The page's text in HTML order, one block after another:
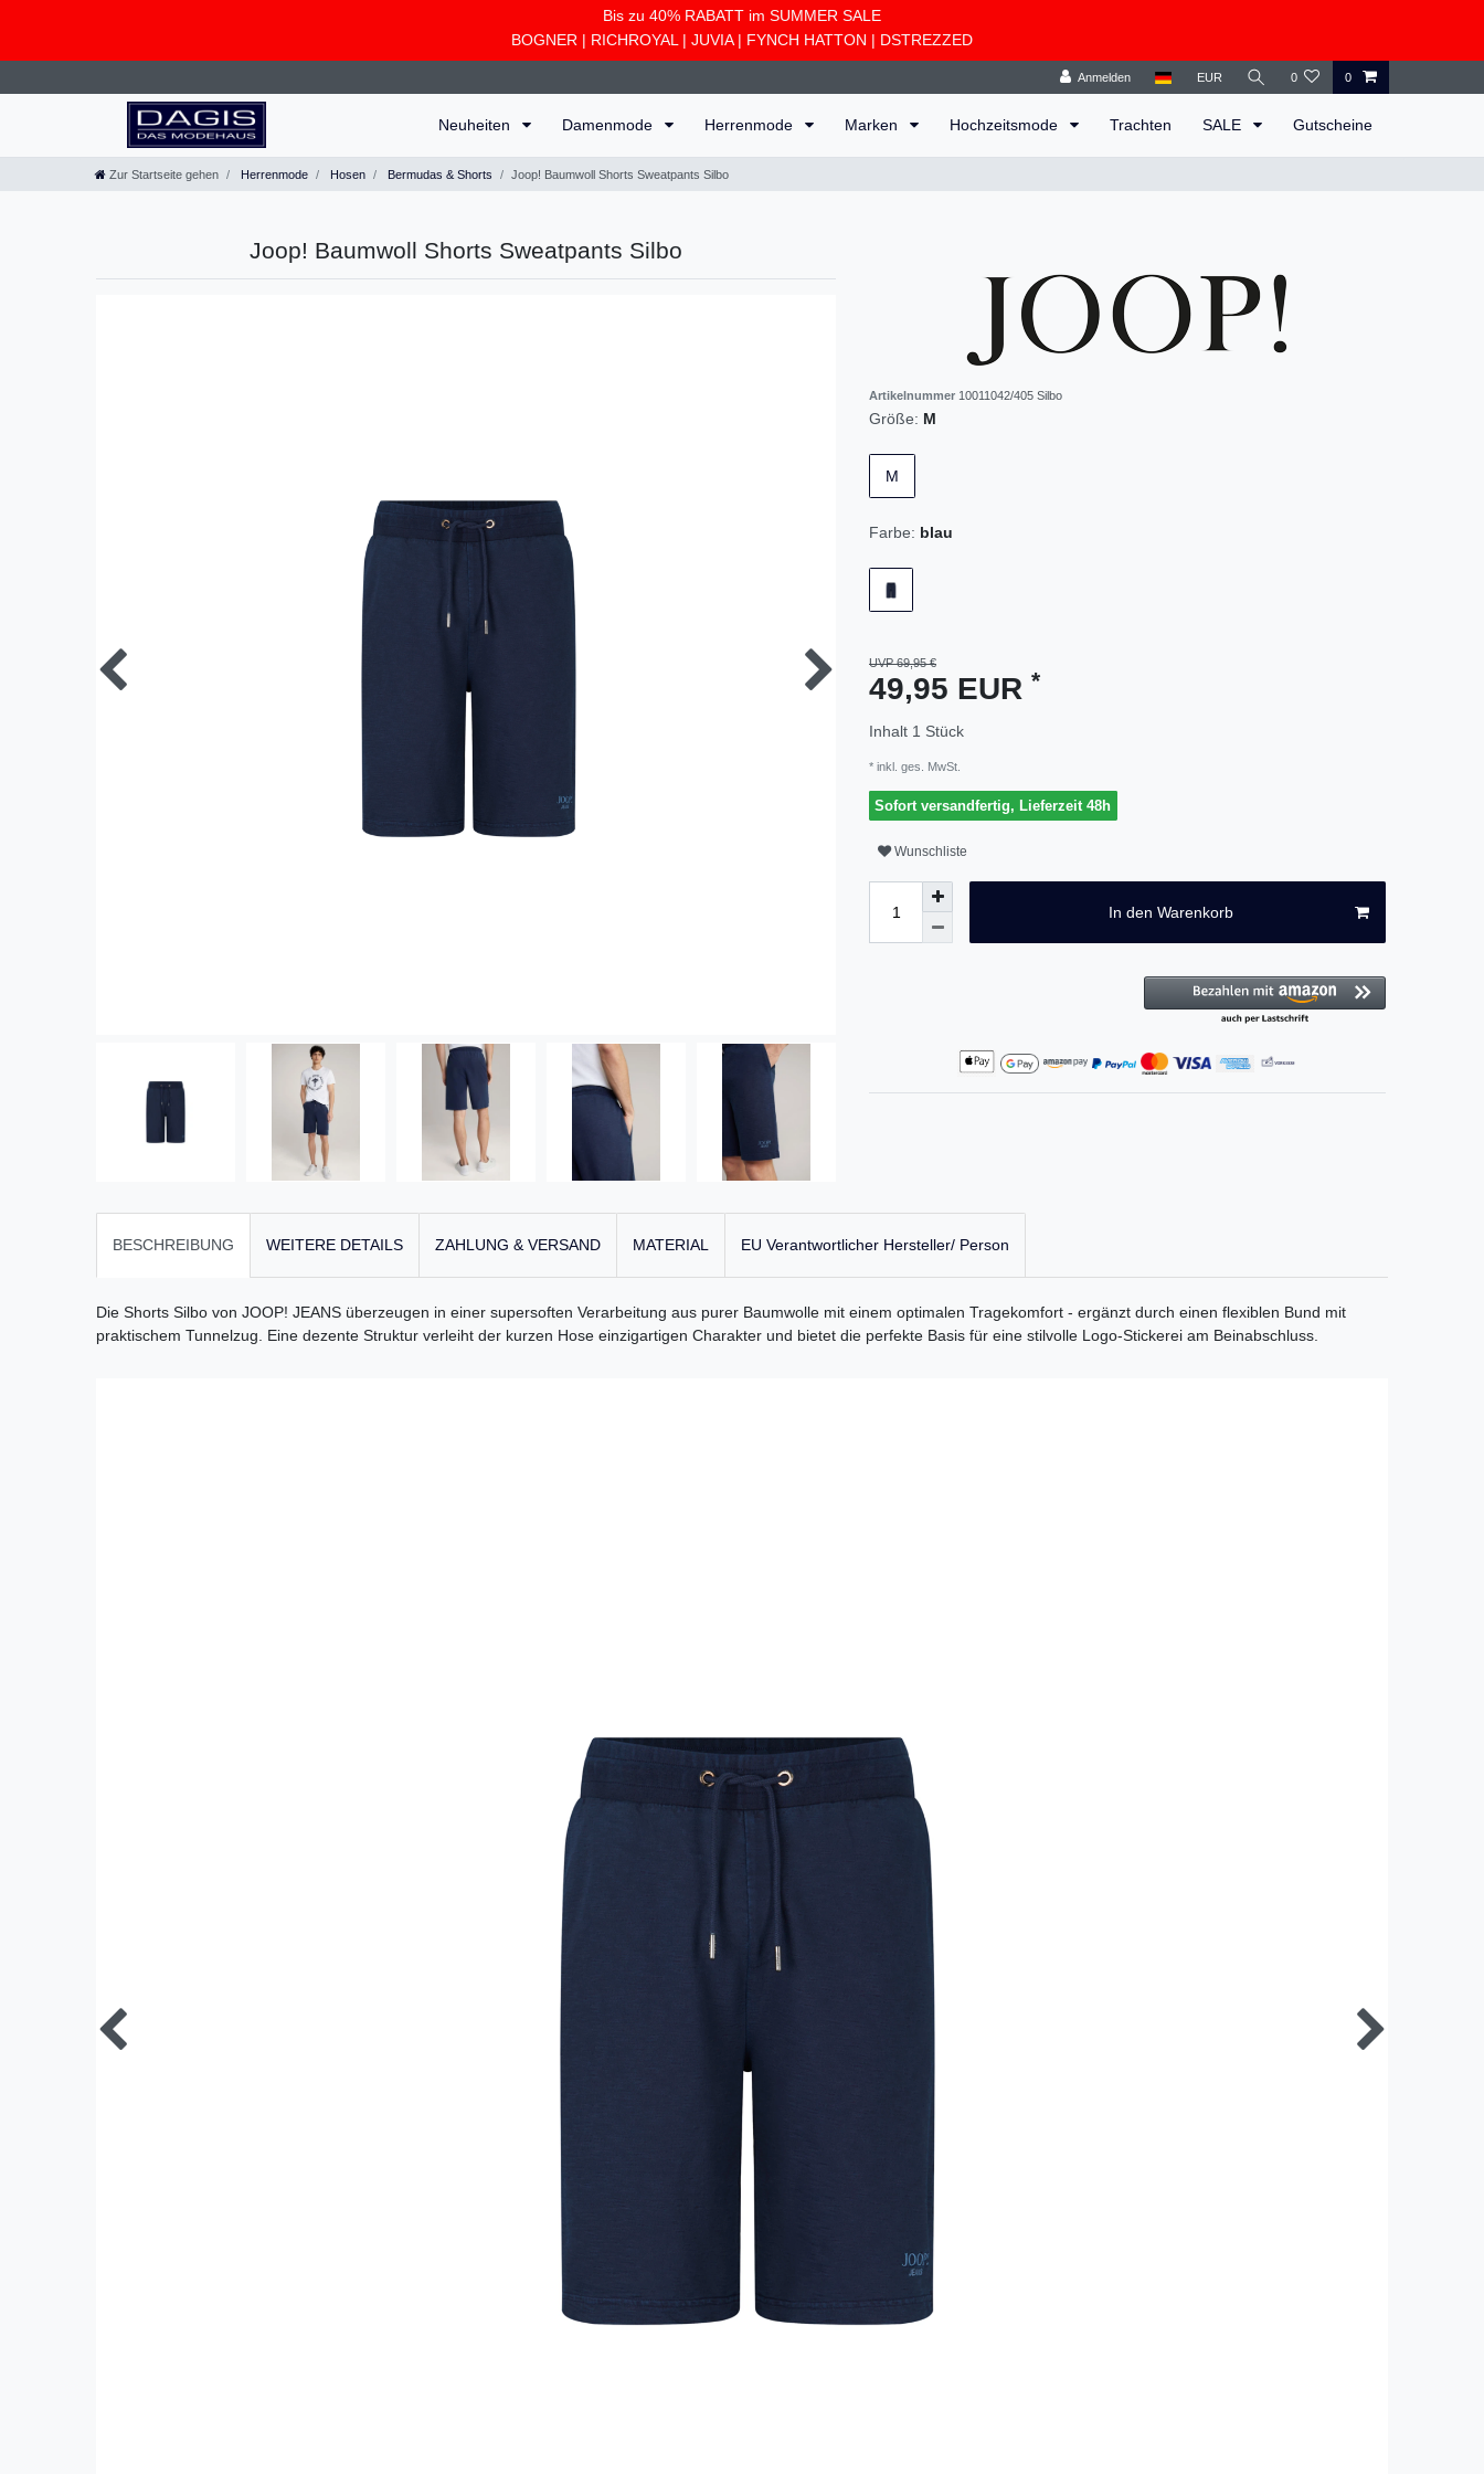
Bis zu 40% RABATT im SUMMER SALE
BOGNER | RICHROYAL | JUVIA| FYNCH HATTON | DSTREZZED
Anmelden EUR 0 0
Neuheiten Damenmode Herrenmode Marken Hochzeitsmode Trachten SALE Gutscheine
Zur Startseite gehen Herrenmode Hosen Bermudas & Shorts Joop! Baumwoll Shorts Sweatpants Silbo
Joop! Baumwoll Shorts Sweatpants Silbo
Artikelnummer 10011042/405 Silbo
Größe: M
M
Farbe: blau
UVP 69,95 €
49,95 EUR *
Inhalt 1 Stück
* inkl. ges. MwSt.
Sofort versandfertig, Lieferzeit 48h
Wunschliste
In den Warenkorb
BESCHREIBUNG WEITERE DETAILS ZAHLUNG & VERSAND MATERIAL EU Verantwortlicher Hersteller/ Person
Die Shorts Silbo von JOOP! JEANS überzeugen in einer supersoften Verarbeitung aus purer Baumwolle mit einem optimalen Tragekomfort - ergänzt durch einen flexiblen Bund mit
praktischem Tunnelzug. Eine dezente Struktur verleiht der kurzen Hose einzigartigen Charakter und bietet die perfekte Basis für eine stilvolle Logo-Stickerei am Beinabschluss.